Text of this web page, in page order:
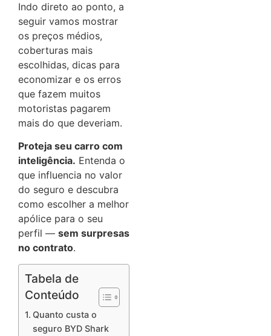
Indo direto ao ponto, a
seguir vamos mostrar
os preços médios,
coberturas mais
escolhidas, dicas para
economizar e os erros
que fazem muitos
motoristas pagarem
mais do que deveriam.
Proteja seu carro com
inteligência. Entenda o
que influencia no valor
do seguro e descubra
como escolher a melhor
apólice para o seu
perfil — sem surpresas
no contrato.
Tabela de
Conteúdo
Quanto custa o
seguro BYD Shark